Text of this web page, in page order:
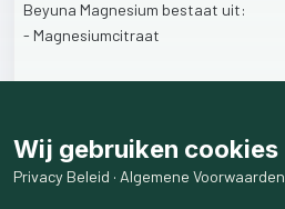
Beyuna Magnesium bestaat uit:
- Magnesiumcitraat
-Magnesiumglycerofosfaat
- Magnesiumacetyltaurinaat
Gebruikjijal magnesium?
Wij gebruiken cookies
Privacy Beleid · Algemene Voorwaarden